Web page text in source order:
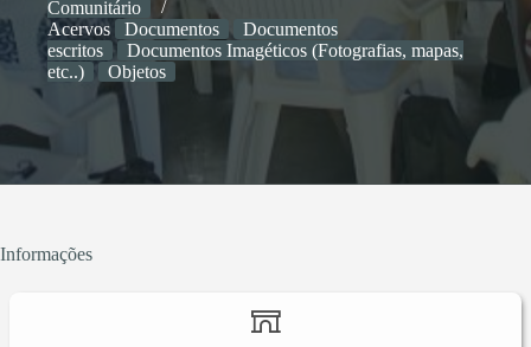
Comunitário
Acervos
Documentos
Documentos
escritos
Documentos Imagéticos (Fotografias, mapas,
etc..)
Objetos
Informações